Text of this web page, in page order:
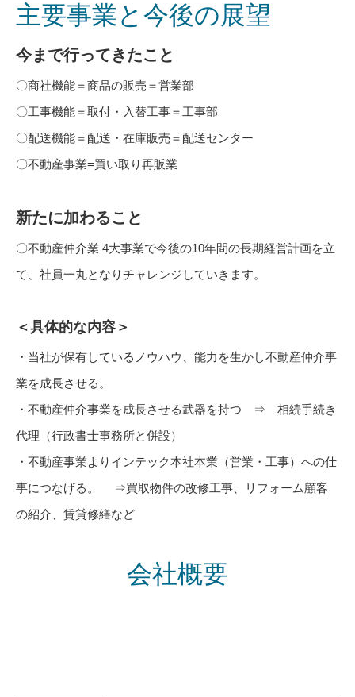
主要事業と今後の展望
今まで行ってきたこと
〇商社機能＝商品の販売＝営業部
〇工事機能＝取付・入替工事＝工事部
〇配送機能＝配送・在庫販売＝配送センター
〇不動産事業=買い取り再販業
新たに加わること
〇不動産仲介業 4大事業で今後の10年間の長期経営計画を立
て、社員一丸となりチャレンジしていきます。
＜具体的な内容＞
・当社が保有しているノウハウ、能力を生かし不動産仲介事
業を成長させる。
・不動産仲介事業を成長させる武器を持つ ⇒ 相続手続き
代理（行政書士事務所と併設）
・不動産事業よりインテック本社本業（営業・工事）への仕
事につなげる。 ⇒買取物件の改修工事、リフォーム顧客
の紹介、賃貸修繕など
会社概要